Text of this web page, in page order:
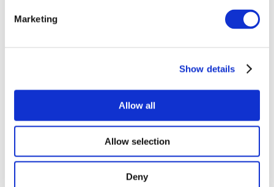
Marketing
Show details
Allow all
Allow selection
Deny
Творческий вечер
Наше спецпредложение
Применить